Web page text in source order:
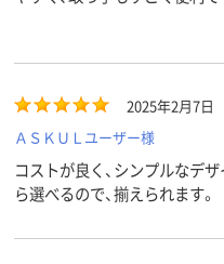
すが、こちらに入れると見た
2025年2月7日
ＡＳＫＵＬユーザー様
コストが良く、シンプルなデ
ら選べるので、揃えられます。